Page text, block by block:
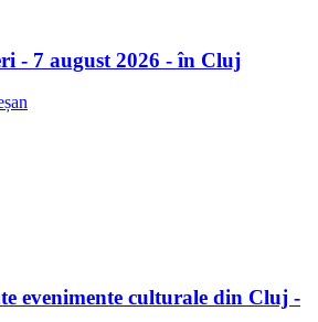
- 7 august 2026 - în Cluj
evenimente culturale din Cluj -